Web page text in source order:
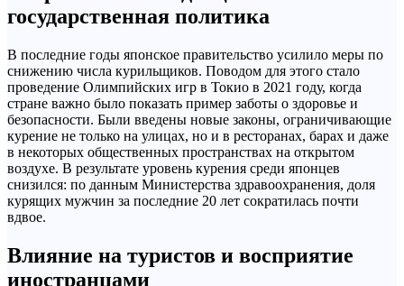
государственная политика
В последние годы японское правительство усилило меры по
снижению числа курильщиков. Поводом для этого стало
проведение Олимпийских игр в Токио в 2021 году, когда
стране важно было показать пример заботы о здоровье и
безопасности. Были введены новые законы, ограничивающие
курение не только на улицах, но и в ресторанах, барах и даже
в некоторых общественных пространствах на открытом
воздухе. В результате уровень курения среди японцев
снизился: по данным Министерства здравоохранения, доля
курящих мужчин за последние 20 лет сократилась почти
вдвое.
Влияние на туристов и восприятие
иностранцами